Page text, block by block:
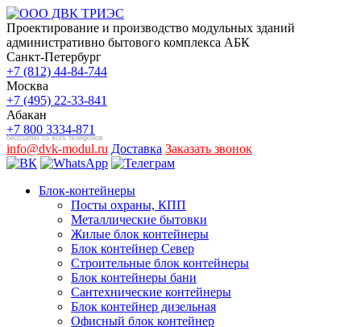
Проектирование и производство модульных зданий
административно бытового комплекса АБК
Санкт-Петербург
+7 (812) 44-84-744
Москва
+7 (495) 22-33-841
Абакан
+7 800 3334-871
бесплатно со всех телефонов
info@dvk-modul.ru Доставка Заказать звонок
Блок-контейнеры
Посты охраны, КПП
Металлические бытовки
Жилые блок контейнеры
Блок контейнер Север
Строительные блок контейнеры
Блок контейнеры бани
Сантехнические контейнеры
Блок контейнер дизельная
Офисный блок контейнер